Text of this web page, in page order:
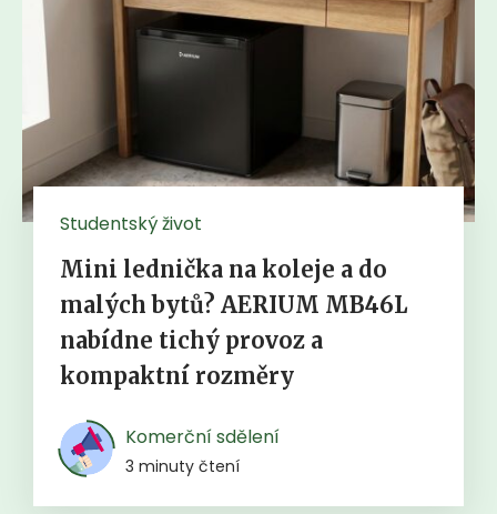
Studentský život
Mini lednička na koleje a do
malých bytů? AERIUM MB46L
nabídne tichý provoz a
kompaktní rozměry
Komerční sdělení
3 minuty čtení